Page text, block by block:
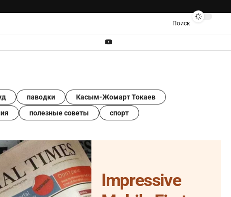
Поиск
паводки Касым-Жомарт Токаев
полезные советы спорт
Impressive